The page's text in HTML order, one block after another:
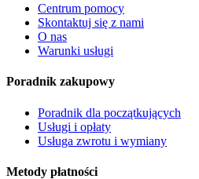
Centrum pomocy
Skontaktuj się z nami
O nas
Warunki usługi
Poradnik zakupowy
Poradnik dla początkujących
Usługi i opłaty
Usługa zwrotu i wymiany
Metody płatności